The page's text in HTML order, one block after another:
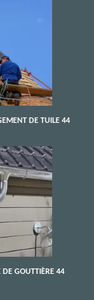
DE TUILE 44
DE GOUTTIÈRE 44